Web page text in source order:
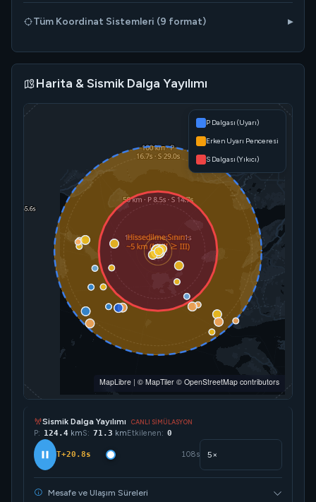
Tüm Koordinat Sistemleri (9 format)
Harita & Sismik Dalga Yayılımı
MapLibre | © MapTiler © OpenStreetMap contributors
P Dalgası (Uyarı)
Erken Uyarı Penceresi
S Dalgası (Yıkıcı)
Sismik Dalga Yayılımı CANLI SİMÜLASYON
P: 159.5 kmS: 91.6 kmEtkilenen: 0
T+26.6s 108s
Mesafe ve Ulaşım Süreleri